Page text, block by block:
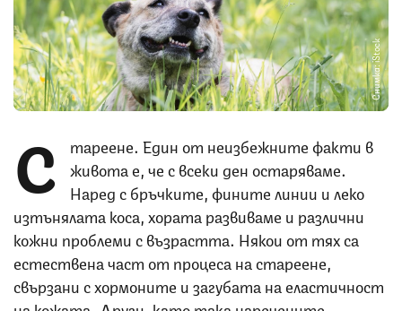
Снимка: iStock
С
тареене. Един от неизбежните факти в
живота е, че с всеки ден остаряваме.
Наред с бръчките, фините линии и леко
изтънялата коса, хората развиваме и различни
кожни проблеми с възрастта. Някои от тях са
естествена част от процеса на стареене,
свързани с хормоните и загубата на еластичност